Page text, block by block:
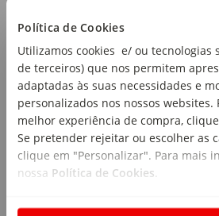
Política de Cookies
Utilizamos cookies e/ ou tecnologias
de terceiros) que nos permitem
adaptadas às suas necessidades e
personalizados nos nossos websites.
melhor experiência de compra,
Se pretender rejeitar ou escolher as
clique em "Personalizar". Para mais
nossa Política de Cookies